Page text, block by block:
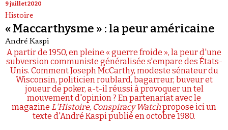
9 juillet 2020
Histoire
« Maccarthysme » : la peur américaine
André Kaspi
A partir de 1950, en pleine « guerre froide », la peur d'une
subversion communiste généralisée s'empare des États-
Unis. Comment Joseph McCarthy, modeste sénateur du
Wisconsin, politicien roublard, bagarreur, buveur et
joueur de poker, a-t-il réussi à provoquer un tel
mouvement d'opinion ? En partenariat avec le
magazine L'Histoire, Conspiracy Watchpropose ici un
texte d'André Kaspi publié en octobre 1980.